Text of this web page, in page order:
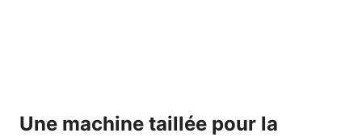
Une machine taillée pour la